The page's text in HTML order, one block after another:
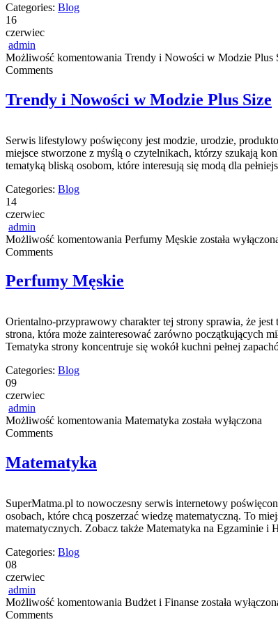
Categories: Blog
16
czerwiec
admin
Możliwość komentowania Trendy i Nowości w Modzie Plus
Comments
Trendy i Nowości w Modzie Plus Size
Serwis lifestylowy poświęcony jest modzie, urodzie,
miejsce stworzone z myślą o czytelnikach, którzy szukają
tematyką bliską osobom, które interesują się modą dla
Categories: Blog
14
czerwiec
admin
Możliwość komentowania Perfumy Męskie została
Comments
Perfumy Męskie
Orientalno-przyprawowy charakter tej strony sprawia, że
strona, która może zainteresować zarówno początkujących
Tematyka strony koncentruje się wokół kuchni pełnej
Categories: Blog
09
czerwiec
admin
Możliwość komentowania Matematyka została wyłączona
Comments
Matematyka
SuperMatma.pl to nowoczesny serwis internetowy
osobach, które chcą poszerzać wiedzę matematyczną. To
matematycznych. Zobacz także Matematyka na Egzaminie
Categories: Blog
08
czerwiec
admin
Możliwość komentowania Budżet i Finanse została
Comments